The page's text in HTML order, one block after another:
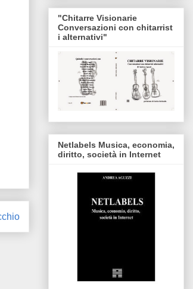
"Chitarre Visionarie
Conversazi​oni con chitarrist​
i alternativ​i"
Netlabels Musica, economia,
diritto, società in Internet